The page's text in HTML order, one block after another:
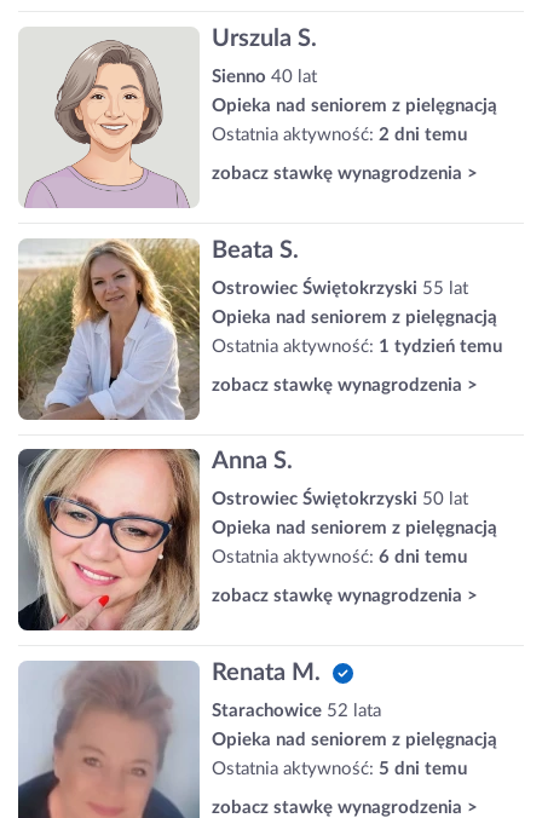
Urszula S.
Sienno 40 lat
Opieka nad seniorem z pielęgnacją
Ostatnia aktywność: 2 dni temu
zobacz stawkę wynagrodzenia >
Beata S.
Ostrowiec Świętokrzyski 55 lat
Opieka nad seniorem z pielęgnacją
Ostatnia aktywność: 1 tydzień temu
zobacz stawkę wynagrodzenia >
Anna S.
Ostrowiec Świętokrzyski 50 lat
Opieka nad seniorem z pielęgnacją
Ostatnia aktywność: 6 dni temu
zobacz stawkę wynagrodzenia >
Renata M.
Starachowice 52 lata
Opieka nad seniorem z pielęgnacją
Ostatnia aktywność: 5 dni temu
zobacz stawkę wynagrodzenia >